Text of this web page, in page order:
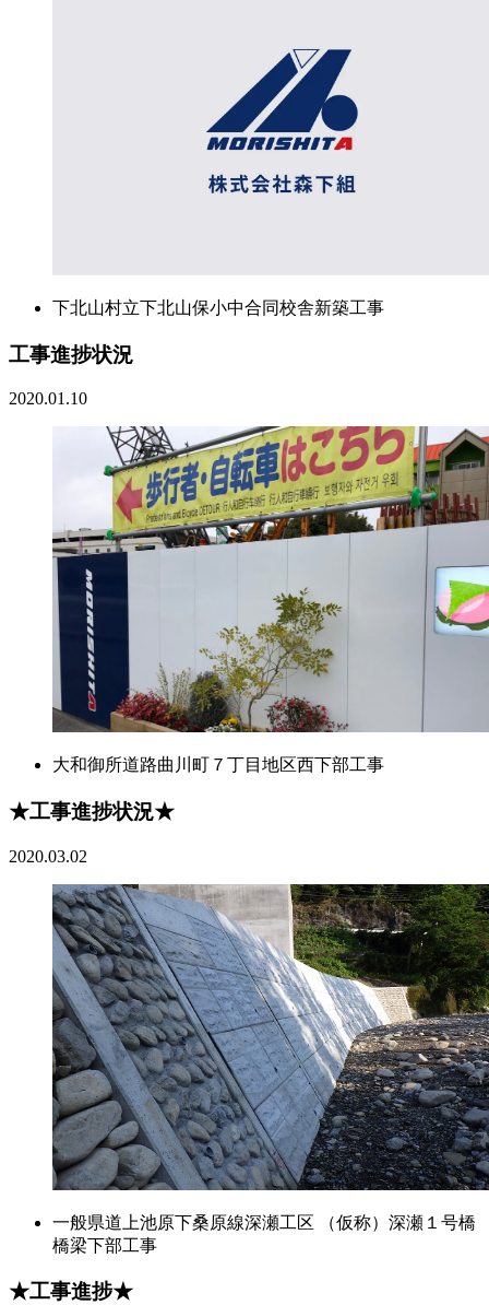
下北山村立下北山保小中合同校舎新築工事
工事進捗状況
2020.01.10
大和御所道路曲川町７丁目地区西下部工事
★工事進捗状況★
2020.03.02
一般県道上池原下桑原線深瀬工区 （仮称）深瀬１号橋
橋梁下部工事
★工事進捗★